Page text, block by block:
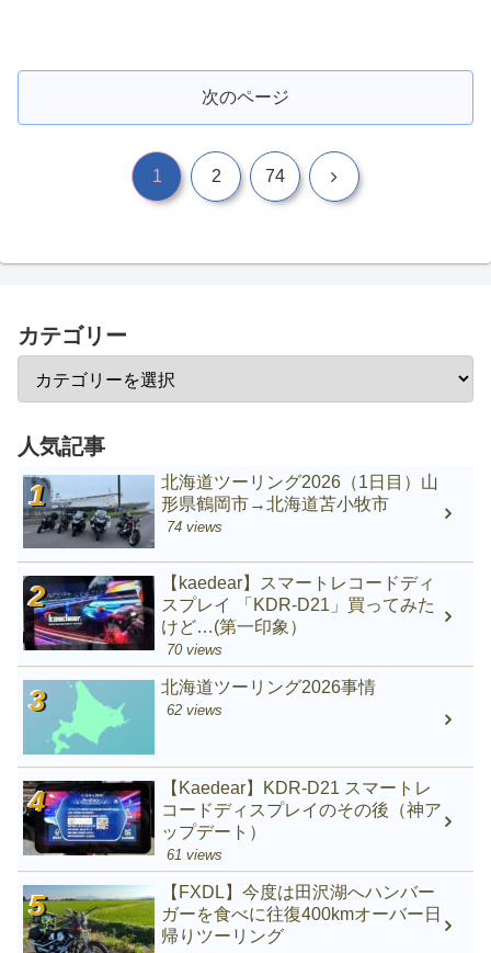
次のページ
1 2 74 次
カテゴリー
人気記事
北海道ツーリング2026（1日目）山
形県鶴岡市→北海道苫小牧市
74 views
【kaedear】スマートレコードディ
スプレイ 「KDR-D21」買ってみた
けど…(第一印象）
70 views
北海道ツーリング2026事情
62 views
【Kaedear】KDR-D21 スマートレ
コードディスプレイのその後（神ア
ップデート）
61 views
【FXDL】今度は田沢湖へハンバー
ガーを食べに往復400kmオーバー日
帰りツーリング